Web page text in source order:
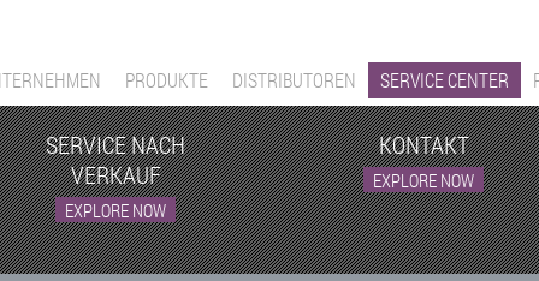
PRODUKTE DISTRIBUTOREN SERVICE CENTER
SERVICE NACH
VERKAUF
EXPLORE NOW
KONTAKT
EXPLORE NOW